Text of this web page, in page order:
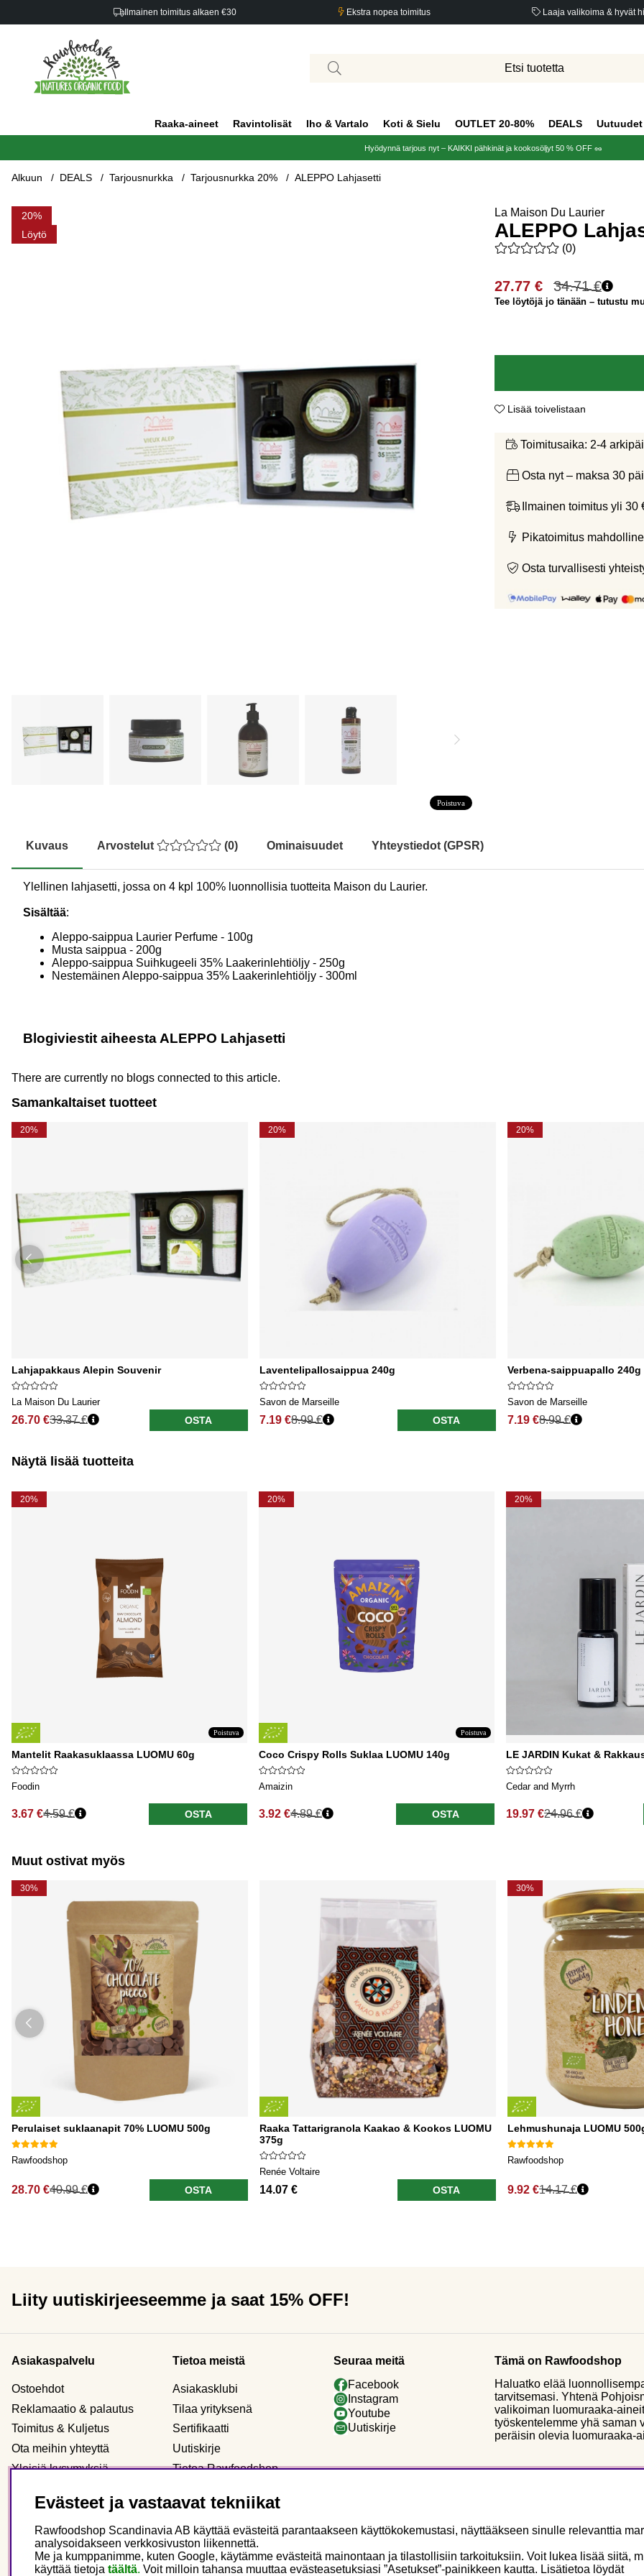
Ilmainen toimitus alkaen €30 Ekstra nopea toimitus Laaja valikoima & hyvät
Raaka-aineet Ravintolisät Iho & Vartalo Koti & Sielu OUTLET 20-80% DEALS Uutuudet
Hyödynnä tarjous nyt – KAIKKI pähkinät ja kookosöljyt 50 % OFF 🥜
Alkuun DEALS Tarjousnurkka Tarjousnurkka 20% ALEPPO Lahjasetti
Poistuva
20
Löytö
Tuotekuvat ALEPPO Lahjasetti La Maison Du Laurier
ALEPPO
Keskiarvoluokitus 0 / 5
(0)
34.71€
27.77 €
Tee löytöjä jo tänään – tutustu
Lisää toivelistaan
Toimitusaika: 2-4
Osta nyt – maksa 30
Ilmainen toimitus yli 30
Pikatoimitus
Osta turvallisesti
Kuvaus Arvostelut (0) Ominaisuudet Yhteystiedot (GPSR)
Ylellinen lahjasetti, jossa on 4 kpl 100% luonnollisia tuotteita Maison du Laurier.
Sisältää:
Aleppo-saippua Laurier Perfume - 100g
Musta saippua - 200g
Aleppo-saippua Suihkugeeli 35% Laakerinlehtiöljy - 250g
Nestemäinen Aleppo-saippua 35% Laakerinlehtiöljy - 300ml
Blogiviestit aiheesta ALEPPO Lahjasetti
There are currently no blogs connected to this article.
Samankaltaiset tuotteet
20%
Lahjapakkaus Alepin Souvenir
La Maison Du Laurier
26.70 €33.37 € OSTA
20%
Laventelipallosaippua 240g
Savon de Marseille
7.19 €8.99 € OSTA
20%
Verbena-saippuapallo 240g
Savon de Marseille
7.19 €8.99 €
Näytä lisää tuotteita
20%
Poistuva
Mantelit Raakasuklaassa LUOMU 60g
Foodin
3.67 €
Normaali hinta
4.59 € OSTA
20%
Poistuva
Coco Crispy Rolls Suklaa LUOMU 140g
Amaizin
3.92 €
Normaali hinta
4.89 € OSTA
20%
LE JARDIN Kukat &
Cedar and Myrrh
19.97 €
Normaali hinta
24.96 €
Muut ostivat myös
30%
Perulaiset suklaanapit 70% LUOMU 500g
Rawfoodshop
28.70 €40.99 € OSTA
Raaka Tattarigranola Kaakao & Kookos LUOMU
375g
Renée Voltaire
14.07 € OSTA
30%
Lehmushunaja LUOMU
Rawfoodshop
9.92 €14.17 €
Liity uutiskirjeeseemme ja saat 15% OFF!
Asiakaspalvelu
Ostoehdot
Reklamaatio & palautus
Toimitus & Kuljetus
Ota meihin yhteyttä
Yleisiä kysymyksiä
Henkilökohtaiset tiedot
Tietoa meistä
Asiakasklubi
Tilaa yrityksenä
Sertifikaatti
Uutiskirje
Tietoa Rawfoodshop
Seuraa meitä
Facebook
Instagram
Youtube
Uutiskirje
Tämä on Rawfoodshop
Haluatko elää
tarvitsemasi. Yhtenä
valikoiman luomuraaka-
työskentelemme yhä saman
peräisin olevia luomuraaka-
Finland
Evästeet ja vastaavat tekniikat
Rawfoodshop Scandinavia AB käyttää evästeitä parantaakseen käyttökokemustasi, näyttääkseen sinulle relevanttia
analysoidakseen verkkosivuston liikennettä.
Me ja kumppanimme, kuten Google, käytämme evästeitä mainontaan ja tilastollisiin tarkoituksiin. Voit lukea lisää siitä,
käyttää tietoja täältä. Voit milloin tahansa muuttaa evästeasetuksiasi ”Asetukset”-painikkeen kautta. Lisätietoa löydät